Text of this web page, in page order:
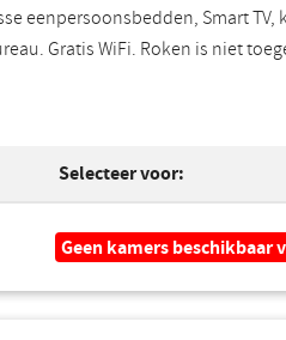
eenpersoonsbedden, Smart
Gratis WiFi. Roken is niet
Selecteer voor:
Geen kamers beschikbaar